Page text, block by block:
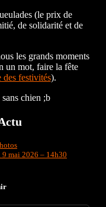
(le prix de
de solidarité et de
les grands moments
un mot, faire la fête
des festivités).
chien ;b
9 mai 2026 – 14h30